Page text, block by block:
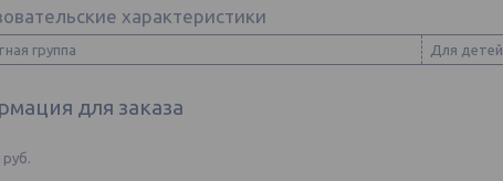
характеристики
группа Для
для заказа
руб.